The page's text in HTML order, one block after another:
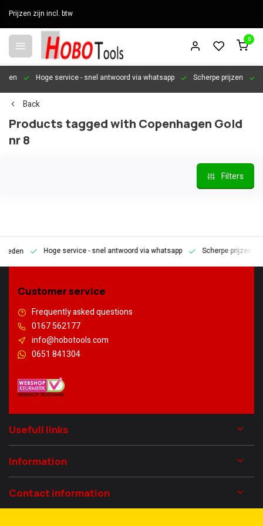
Prijzen zijn incl. btw
0
Hoge service- snel antwoord via whatsapp Scherpe prijzen
Back
Products tagged with Copenhagen Gold
nr 8
Filters
Hoge service- snel antwoord via whatsapp Scherpe prijzen
Customer service
Frequently asked questions
0167 562177
info@hobotools.com
0651 841304
Usefull links
Information
Contact information